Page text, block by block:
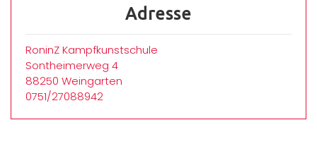
Adresse
RoninZ Kampfkunstschule
Sontheimerweg 4
88250 Weingarten
0751/27088942